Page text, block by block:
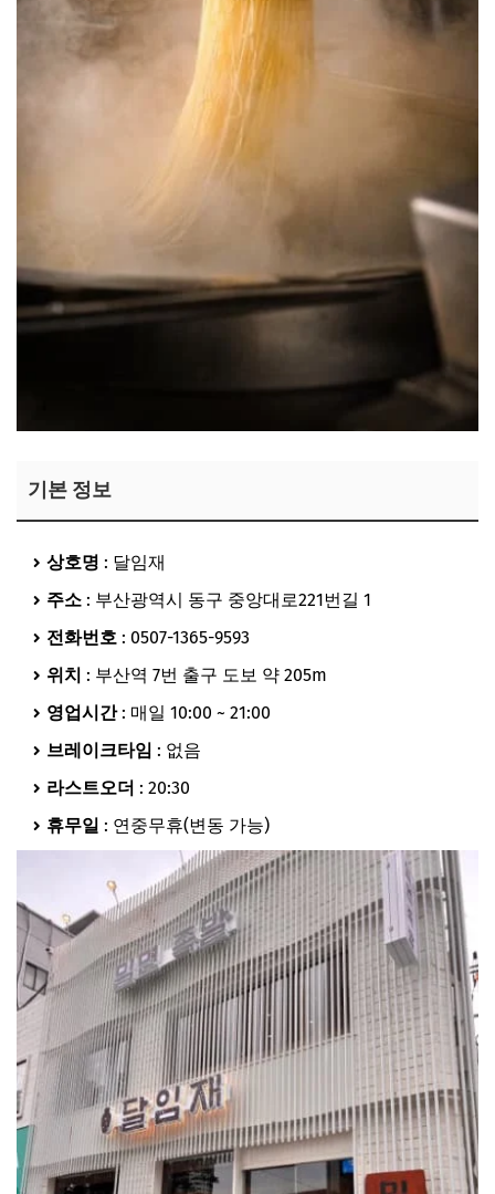
기본 정보
상호명 : 달임재
주소 : 부산광역시 동구 중앙대로221번길 1
전화번호 : 0507-1365-9593
위치 : 부산역 7번 출구 도보 약 205m
영업시간: 매일 10:00 ~ 21:00
브레이크타임 : 없음
라스트오더 : 20:30
휴무일 : 연중무휴(변동 가능)